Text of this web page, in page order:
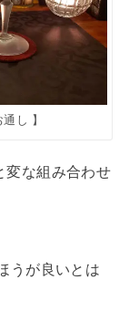
し 】
変な組み合わせ
うが良いとは